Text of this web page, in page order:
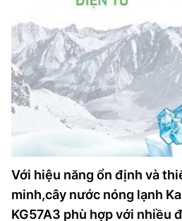
Với hiệu năng ổn định và
minh,cây nước nóng lạnh
KG57A3 phù hợp với nhiều